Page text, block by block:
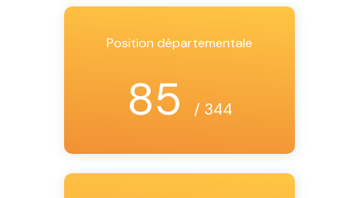
Position départementale
85 / 344